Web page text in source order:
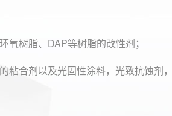
树脂、DAP等树脂的改性剂；
合剂以及光固性涂料，光致抗蚀剂